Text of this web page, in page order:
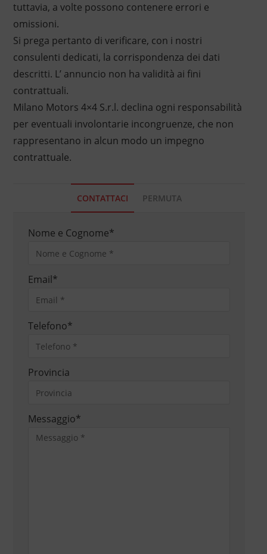
tuttavia, a volte possono contenere errori e
omissioni.
Si prega pertanto di verificare, con i nostri
consulenti dedicati, la corrispondenza dei dati
descritti. L’ annuncio non ha validità ai fini
contrattuali.
Milano Motors 4×4 S.r.l. declina ogni responsabilità
per eventuali involontarie incongruenze, che non
rappresentano in alcun modo un impegno
contrattuale.
CONTATTACI PERMUTA
Nome e Cognome*
Email*
Telefono*
Provincia
Messaggio*